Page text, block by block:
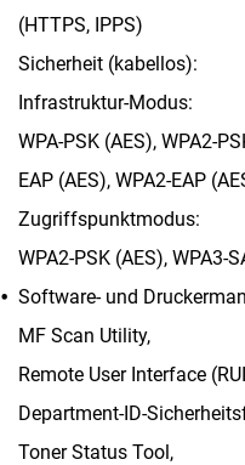
(HTTPS, IPPS)
Sicherheit (kabellos):
Infrastruktur-Modus:
WPA-PSK (AES), WPA2-
EAP (AES), WPA2-EAP
Zugriffspunktmodus:
WPA2-PSK (AES), WPA3-
Software- und
MF Scan Utility,
Remote User Interface
Department-ID-
Toner Status Tool,